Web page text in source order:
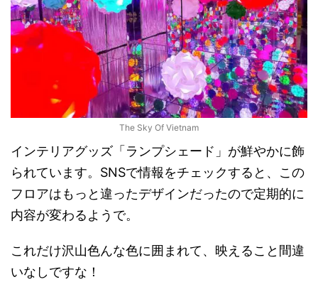
The Sky Of Vietnam
インテリアグッズ「ランプシェード」が鮮やかに飾
られています。SNSで情報をチェックすると、この
フロアはもっと違ったデザインだったので定期的に
内容が変わるようで。
これだけ沢山色んな色に囲まれて、映えること間違
いなしですな！